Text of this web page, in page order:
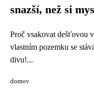
snazší, než si
Proč vsakovat dešťovou
vlastním pozemku se
divu!...
domov